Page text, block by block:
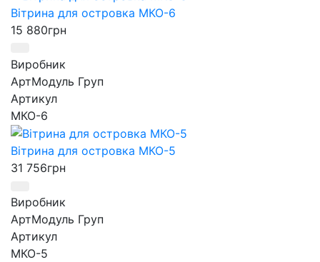
Вітрина для островка МКО-6
15 880грн
Виробник
АртМодуль Груп
Артикул
МКО-6
Вітрина для островка МКО-5
31 756грн
Виробник
АртМодуль Груп
Артикул
МКО-5